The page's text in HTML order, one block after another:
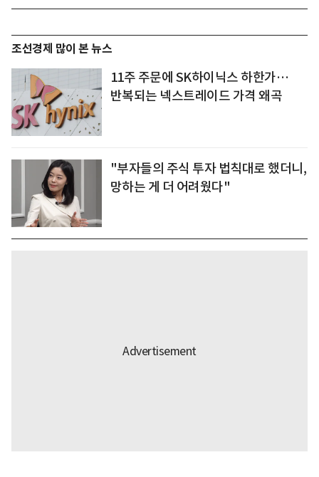
조선경제 많이 본 뉴스
11주 주문에 SK하이닉스 하한가…
반복되는 넥스트레이드 가격 왜곡
"부자들의 주식 투자 법칙대로 했더니,
망하는 게 더 어려웠다"